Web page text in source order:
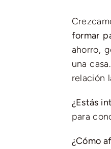
formar
ahorro,
una
relación
¿Estás
para
¿Cómo